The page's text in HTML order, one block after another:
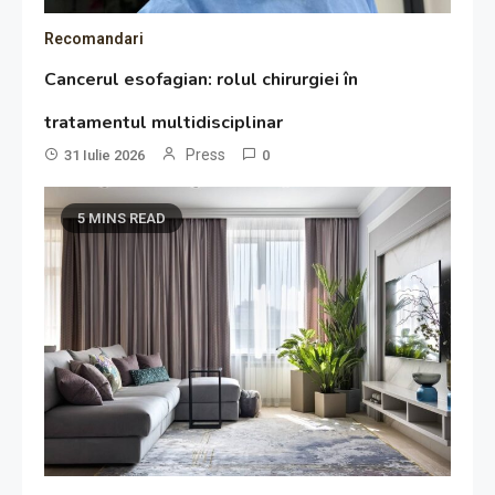
Recomandari
Cancerul esofagian: rolul chirurgiei în
tratamentul multidisciplinar
31 Iulie 2026 Press 0
5 MINS READ